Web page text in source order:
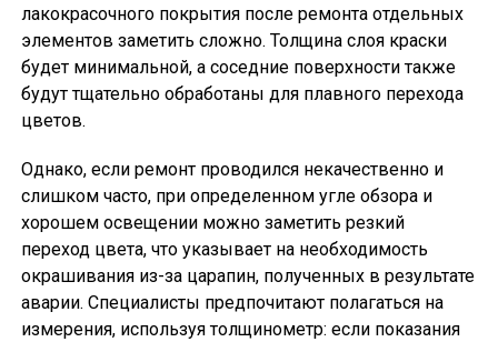
лакокрасочного покрытия после ремонта отдельных
элементов заметить сложно. Толщина слоя краски
будет минимальной, а соседние поверхности также
будут тщательно обработаны для плавного перехода
цветов.
Однако, если ремонт проводился некачественно и
слишком часто, при определенном угле обзора и
хорошем освещении можно заметить резкий
переход цвета, что указывает на необходимость
окрашивания из-за царапин, полученных в результате
аварии. Специалисты предпочитают полагаться на
измерения, используя толщинометр: если показания